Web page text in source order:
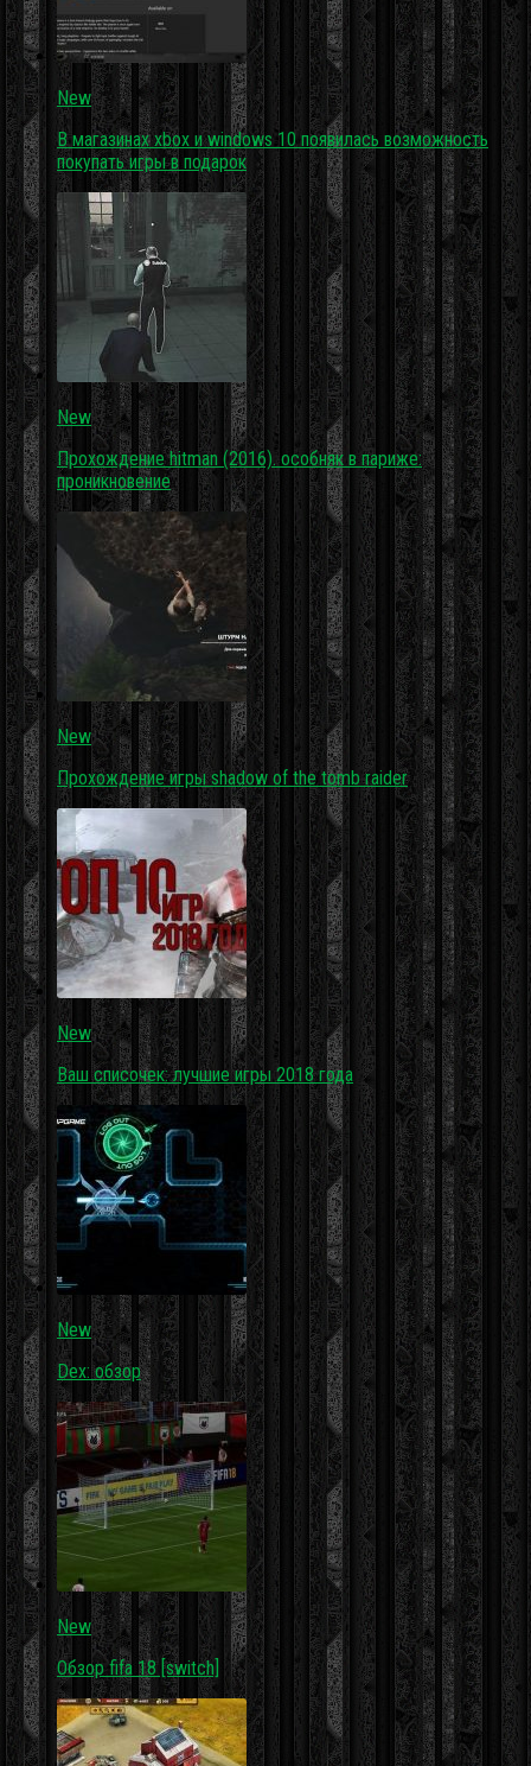
New
В магазинах xbox и windows 10 появилась возможность
покупать игры в подарок
New
Прохождение hitman (2016). особняк в париже:
проникновение
New
Прохождение игры shadow of the tomb raider
New
Ваш списочек: лучшие игры 2018 года
New
Dex: обзор
New
Обзор fifa 18 [switch]